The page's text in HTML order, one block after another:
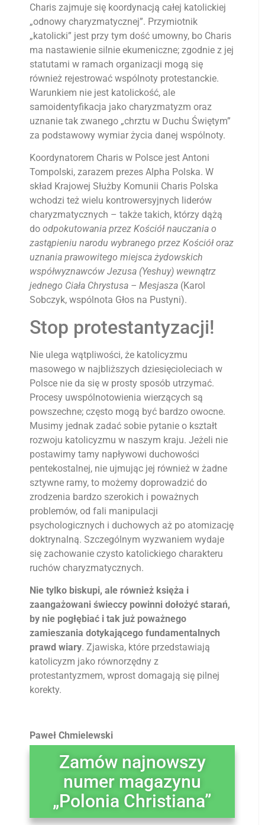
Charis zajmuje się koordynacją całej katolickiej
„odnowy charyzmatycznej”. Przymiotnik
„katolicki” jest przy tym dość umowny, bo Charis
ma nastawienie silnie ekumeniczne; zgodnie z jej
statutami w ramach organizacji mogą się
również rejestrować wspólnoty protestanckie.
Warunkiem nie jest katolickość, ale
samoidentyfikacja jako charyzmatyzm oraz
uznanie tak zwanego „chrztu w Duchu Świętym”
za podstawowy wymiar życia danej wspólnoty.
Koordynatorem Charis w Polsce jest Antoni
Tompolski, zarazem prezes Alpha Polska. W
skład Krajowej Służby Komunii Charis Polska
wchodzi też wielu kontrowersyjnych liderów
charyzmatycznych – także takich, którzy dążą
do odpokutowania przez Kościół nauczania o
zastąpieniu narodu wybranego przez Kościół oraz
uznania prawowitego miejsca żydowskich
współwyznawców Jezusa (Yeshuy) wewnątrz
jednego Ciała Chrystusa – Mesjasza (Karol
Sobczyk, wspólnota Głos na Pustyni).
Stop protestantyzacji!
Nie ulega wątpliwości, że katolicyzmu
masowego w najbliższych dziesięcioleciach w
Polsce nie da się w prosty sposób utrzymać.
Procesy uwspólnotowienia wierzących są
powszechne; często mogą być bardzo owocne.
Musimy jednak zadać sobie pytanie o kształt
rozwoju katolicyzmu w naszym kraju. Jeżeli nie
postawimy tamy napływowi duchowości
pentekostalnej, nie ujmując jej również w żadne
sztywne ramy, to możemy doprowadzić do
zrodzenia bardzo szerokich i poważnych
problemów, od fali manipulacji
psychologicznych i duchowych aż po atomizację
doktrynalną. Szczególnym wyzwaniem wydaje
się zachowanie czysto katolickiego charakteru
ruchów charyzmatycznych.
Nie tylko biskupi, ale również księża i
zaangażowani świeccy powinni dołożyć starań,
by nie pogłębiać i tak już poważnego
zamieszania dotykającego fundamentalnych
prawd wiary. Zjawiska, które przedstawiają
katolicyzm jako równorzędny z
protestantyzmem, wprost domagają się pilnej
korekty.
Paweł Chmielewski
Zamów najnowszy
numer magazynu
„Polonia Christiana”